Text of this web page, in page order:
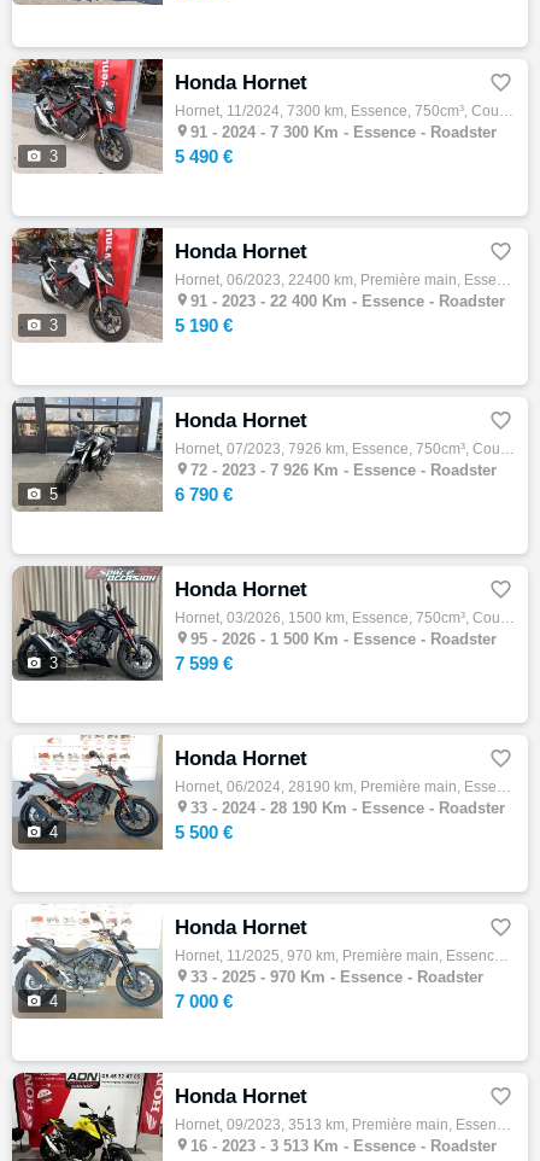
 3
Honda Hornet 
Hornet, 11/2024, 7300 km, Essence, 750cm³, Couleur noir, 5490 € Equipements : ABS,Anti-démarrage,Financement & Assurance possibles ,Gravage…
 91 - 2024 - 7 300 Km - Essence - Roadster
5 490 €
 3
Honda Hornet 
Hornet, 06/2023, 22400 km, Première main, Essence, 750cm³, Couleur blanc, 5190 € Equipements : ABS,Anti-patinage,Financement & Assurance po…
 91 - 2023 - 22 400 Km - Essence - Roadster
5 190 €
 5
Honda Hornet 
Hornet, 07/2023, 7926 km, Essence, 750cm³, Couleur gris, 6790 € Equipements : ?? Honda CB750 Hornet ? Mise en circulation : 18/07/2023 ? Ki…
 72 - 2023 - 7 926 Km - Essence - Roadster
6 790 €
 3
Honda Hornet 
Hornet, 03/2026, 1500 km, Essence, 750cm³, Couleur noir, 7599 € Equipements : Honda Hornet 750, 03/2026, 1500kms, noire. Véhicule de démons…
 95 - 2026 - 1 500 Km - Essence - Roadster
7 599 €
 4
Honda Hornet 
Hornet, 06/2024, 28190 km, Première main, Essence, 750cm³, Couleur blanc, 5500 € Equipements : Votre concessionnaire Honda New Bike à Mérig…
 33 - 2024 - 28 190 Km - Essence - Roadster
5 500 €
 4
Honda Hornet 
Hornet, 11/2025, 970 km, Première main, Essence, 750cm³, Couleur gris, 7000 € Equipements : Votre concessionnaire Honda New Bike à Mérignac…
 33 - 2025 - 970 Km - Essence - Roadster
7 000 €
Honda Hornet 
Hornet, 09/2023, 3513 km, Première main, Essence, 750cm³, Couleur jaune, 5790 € Equipements : Occasion Etat neuf 1er main Entièrement d'ori…
 16 - 2023 - 3 513 Km - Essence - Roadster